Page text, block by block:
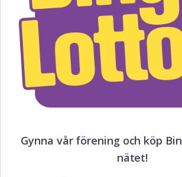
Gynna vår förening och köp
nätet!